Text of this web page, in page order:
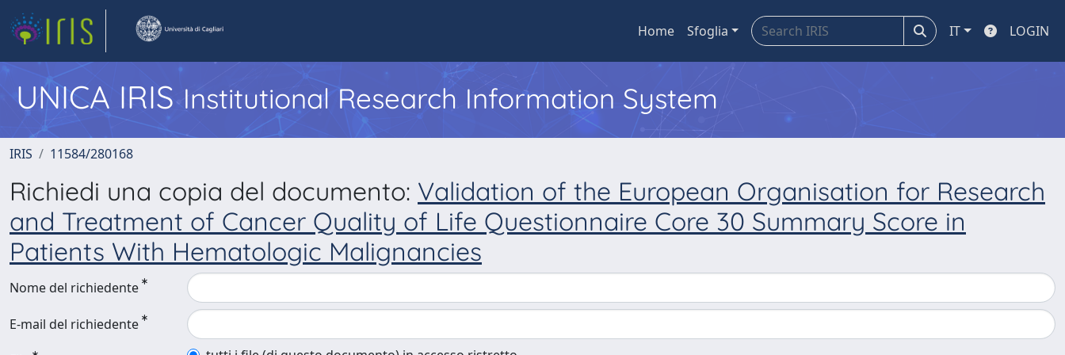
Home Sfoglia IT LOGIN
UNICA IRISInstitutional Research Information System
IRIS 11584/280168
Richiedi una copia del documento: Validation of the European Organisation for Research
and Treatment of Cancer Quality of Life Questionnaire Core 30 Summary Score in
Patients With Hematologic Malignancies
Nome del richiedente
E-mail del richiedente